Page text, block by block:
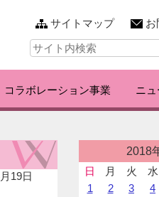
サイトマップ
お
サ
イ
検
索:
コラボレーション事業 ニ
19日
稿
カ
レ
2018
日
月 火 水
1
2 3 4